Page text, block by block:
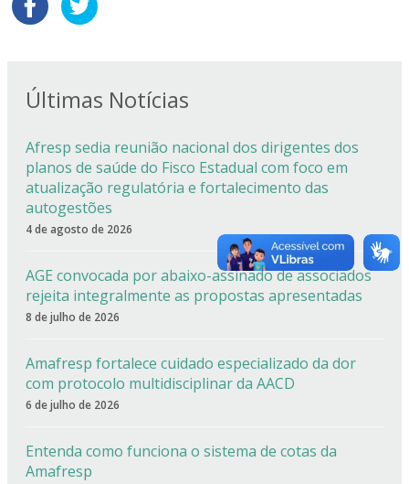
Últimas Notícias
Afresp sedia reunião nacional dos dirigentes dos
planos de saúde do Fisco Estadual com foco em
atualização regulatória e fortalecimento das
autogestões
4 de agosto de 2026
AGE convocada por abaixo-assinado de associados
rejeita integralmente as propostas apresentadas
8 de julho de 2026
Amafresp fortalece cuidado especializado da dor
com protocolo multidisciplinar da AACD
6 de julho de 2026
Entenda como funciona o sistema de cotas da
Amafresp